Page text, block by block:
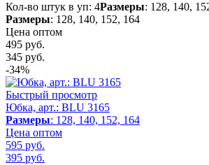
Кол-во штук в уп: 4Размеры: 128, 140,
Размеры: 128, 140, 152, 164
Цена оптом
495 руб.
345 руб.
-34%
Быстрый просмотр
Юбка, арт.: BLU 3165
Размеры: 128, 140, 152, 164
Цена оптом
595 руб.
395 руб.